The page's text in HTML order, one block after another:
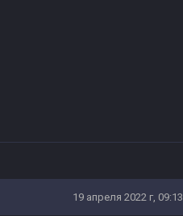
19 апреля 2022 г, 09:13